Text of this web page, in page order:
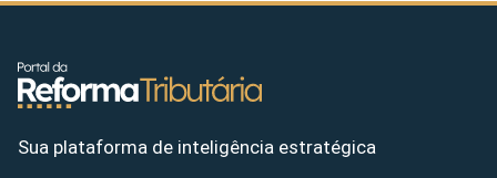
Sua plataforma de inteligência estratégica